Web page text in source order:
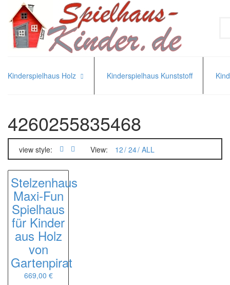
Kinderspielhaus Holz
Kinderspielhaus Zubehör
Kinderspielhaus Kunststoff
4260255835468
view style: View: 12 24 ALL
Stelzenhaus
Maxi-Fun
Spielhaus
für Kinder
aus Holz
von
Gartenpirat
669,00 €